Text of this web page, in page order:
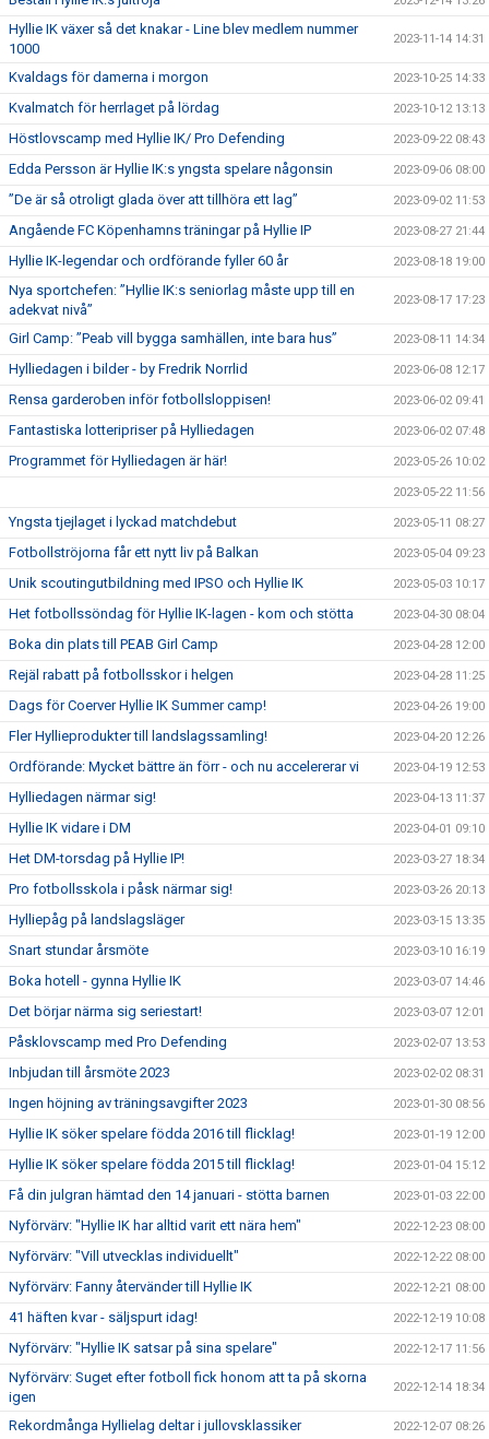
Hyllie IK växer så det knakar - Line blev medlem nummer
1000
2023-11-14 14:31
Kvaldags för damerna i morgon 2023-10-25 14:33
Kvalmatch för herrlaget på lördag 2023-10-12 13:13
Höstlovscamp med Hyllie IK/ Pro Defending 2023-09-22 08:43
Edda Persson är Hyllie IK:s yngsta spelare någonsin 2023-09-06 08:00
”De är så otroligt glada över att tillhöra ett lag” 2023-09-02 11:53
Angående FC Köpenhamns träningar på Hyllie IP 2023-08-27 21:44
Hyllie IK-legendar och ordförande fyller 60 år 2023-08-18 19:00
Nya sportchefen: ”Hyllie IK:s seniorlag måste upp till en
adekvat nivå”
2023-08-17 17:23
Girl Camp: ”Peab vill bygga samhällen, inte bara hus” 2023-08-11 14:34
Hylliedagen i bilder - by Fredrik Norrlid 2023-06-08 12:17
Rensa garderoben inför fotbollsloppisen! 2023-06-02 09:41
Fantastiska lotteripriser på Hylliedagen 2023-06-02 07:48
Programmet för Hylliedagen är här! 2023-05-26 10:02
2023-05-22 11:56
Yngsta tjejlaget i lyckad matchdebut 2023-05-11 08:27
Fotbollströjorna får ett nytt liv på Balkan 2023-05-04 09:23
Unik scoutingutbildning med IPSO och Hyllie IK 2023-05-03 10:17
Het fotbollssöndag för Hyllie IK-lagen - kom och stötta 2023-04-30 08:04
Boka din plats till PEAB Girl Camp 2023-04-28 12:00
Rejäl rabatt på fotbollsskor i helgen 2023-04-28 11:25
Dags för Coerver Hyllie IK Summer camp! 2023-04-26 19:00
Fler Hyllieprodukter till landslagssamling! 2023-04-20 12:26
Ordförande: Mycket bättre än förr - och nu accelererar vi 2023-04-19 12:53
Hylliedagen närmar sig! 2023-04-13 11:37
Hyllie IK vidare i DM 2023-04-01 09:10
Het DM-torsdag på Hyllie IP! 2023-03-27 18:34
Pro fotbollsskola i påsk närmar sig! 2023-03-26 20:13
Hylliepåg på landslagsläger 2023-03-15 13:35
Snart stundar årsmöte 2023-03-10 16:19
Boka hotell - gynna Hyllie IK 2023-03-07 14:46
Det börjar närma sig seriestart! 2023-03-07 12:01
Påsklovscamp med Pro Defending 2023-02-07 13:53
Inbjudan till årsmöte 2023 2023-02-02 08:31
Ingen höjning av träningsavgifter 2023 2023-01-30 08:56
Hyllie IK söker spelare födda 2016 till flicklag! 2023-01-19 12:00
Hyllie IK söker spelare födda 2015 till flicklag! 2023-01-04 15:12
Få din julgran hämtad den 14 januari - stötta barnen 2023-01-03 22:00
Nyförvärv: "Hyllie IK har alltid varit ett nära hem" 2022-12-23 08:00
Nyförvärv: "Vill utvecklas individuellt" 2022-12-22 08:00
Nyförvärv: Fanny återvänder till Hyllie IK 2022-12-21 08:00
41 häften kvar - säljspurt idag! 2022-12-19 10:08
Nyförvärv: "Hyllie IK satsar på sina spelare" 2022-12-17 11:56
Nyförvärv: Suget efter fotboll fick honom att ta på skorna
igen
2022-12-14 18:34
Rekordmånga Hyllielag deltar i jullovsklassiker 2022-12-07 08:26